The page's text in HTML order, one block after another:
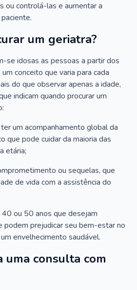
ou controlá-las e aumentar a
um geriatra?
se idosas as pessoas a partir dos
conceito que varia para cada
do que observar apenas a idade,
indicam quando procurar um
um acompanhamento global da
que pode cuidar da maioria das
etária;
ou sequelas, que
de vida com a assistência do
ou 50 anos que desejam
podem prejudicar seu bem-estar no
envelhecimento saudável.
uma consulta com